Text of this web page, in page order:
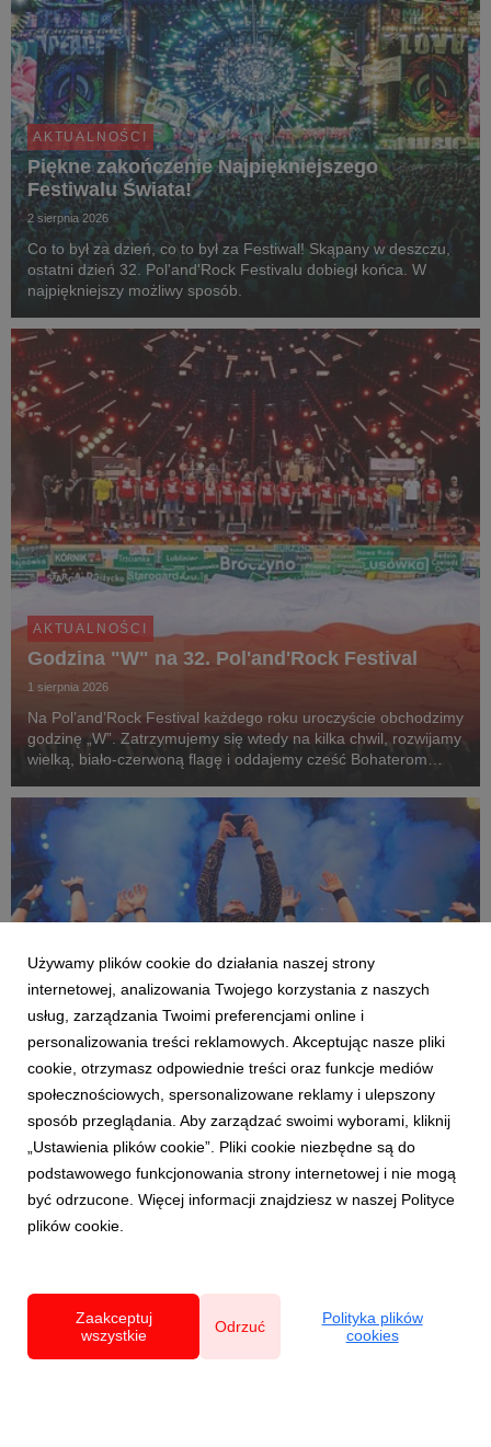
AKTUALNOŚCI
Piękne zakończenie Najpiękniejszego
Festiwalu Świata!
2 sierpnia 2026
Co to był za dzień, co to był za Festiwal! Skąpany w deszczu,
ostatni dzień 32. Pol'and'Rock Festivalu dobiegł końca. W
najpiękniejszy możliwy sposób.
AKTUALNOŚCI
Godzina "W" na 32. Pol'and'Rock Festival
1 sierpnia 2026
Na Pol’and’Rock Festival każdego roku uroczyście obchodzimy
godzinę „W”. Zatrzymujemy się wtedy na kilka chwil, rozwijamy
wielką, biało-czerwoną flagę i oddajemy cześć Bohaterom
AKTUALNOŚCI
Nocny Kochanek, ADHD, P.O.D. i wiele więcej!
Piątek na Festiwalu
1 sierpnia 2026
Piątek na 32. Pol'and'Rock Festival zawierał w sobie całą
esencję Najpiękniejszego Festiwalu Świata. Obie sceny grały
jak z nut, przez strefy, stoiska i sklepiki przewijało się tysiące
Używamy plików cookie do działania naszej strony
internetowej, analizowania Twojego korzystania z naszych
usług, zarządzania Twoimi preferencjami online i
personalizowania treści reklamowych. Akceptując nasze pliki
cookie, otrzymasz odpowiednie treści oraz funkcje mediów
społecznościowych, spersonalizowane reklamy i ulepszony
sposób przeglądania. Aby zarządzać swoimi wyborami, kliknij
„Ustawienia plików cookie”. Pliki cookie niezbędne są do
podstawowego funkcjonowania strony internetowej i nie mogą
być odrzucone. Więcej informacji znajdziesz w naszej Polityce
plików cookie.
Zaakceptuj
wszystkie
Odrzuć
Polityka plików
cookies